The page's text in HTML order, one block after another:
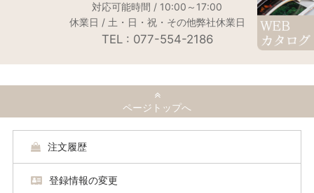
対応可能時間 / 10:00～17:00
休業日 / 土・日・祝・その他弊社休業日
TEL : 077-554-2186
ページトップへ
注文履歴
登録情報の変更